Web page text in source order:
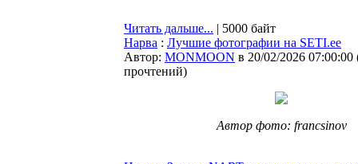
Читать дальше... | 5000 байт
Нарва : Лучшие фотографии на SETI.ee
Автор: MONMOON в 20/02/2026 07:00:00
прочтений)
Автор фото: francsinov